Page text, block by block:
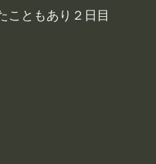
こともあり２日目